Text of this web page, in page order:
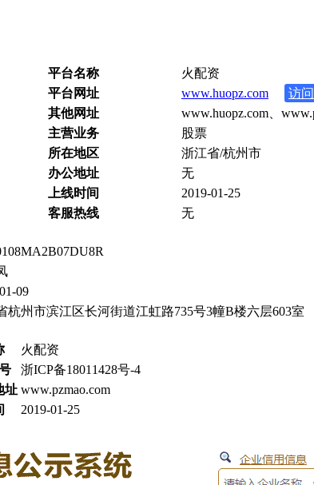
平台名称
火配资
平台网址
www.huopz.com
访
其他网址
www.huopz.com、
主营业务
股票
所在地区
浙江省/杭州市
办公地址
无
上线时间
2019-01-25
客服热线
无
09
杭州市滨江区长河街道江虹路735号3幢B楼六层603室
火配资
浙ICP备18011428号-4
址 www.pzmao.com
2019-01-25